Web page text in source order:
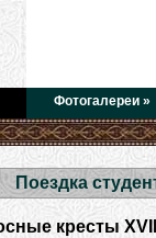
Фотогалереи »
Поездка
кресты